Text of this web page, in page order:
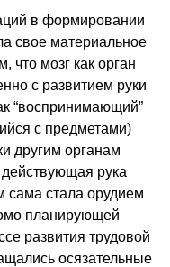
в формировании
свое материальное
мозг как орган
с развитием руки
“воспринимающий”
с предметами)
другим органам
действующая рука
сама стала орудием
планирующей
развития трудовой
осязательные